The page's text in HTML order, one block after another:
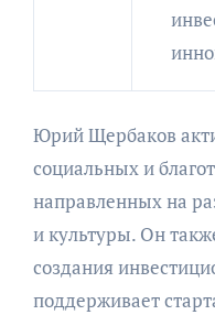
Юрий Щербаков
социальных и
направленных на
и культуры. Он
создания
поддерживает